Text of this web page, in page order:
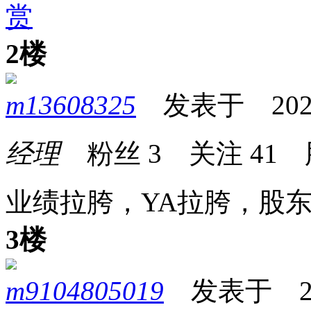
赏
2楼
m13608325 发表于
经理粉丝 3 关注 41
业绩拉胯，YA拉胯，股
3楼
m9104805019 发表于